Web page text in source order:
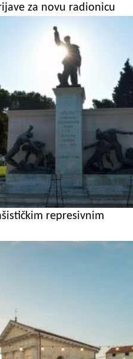
za novu radionicu
represivnim